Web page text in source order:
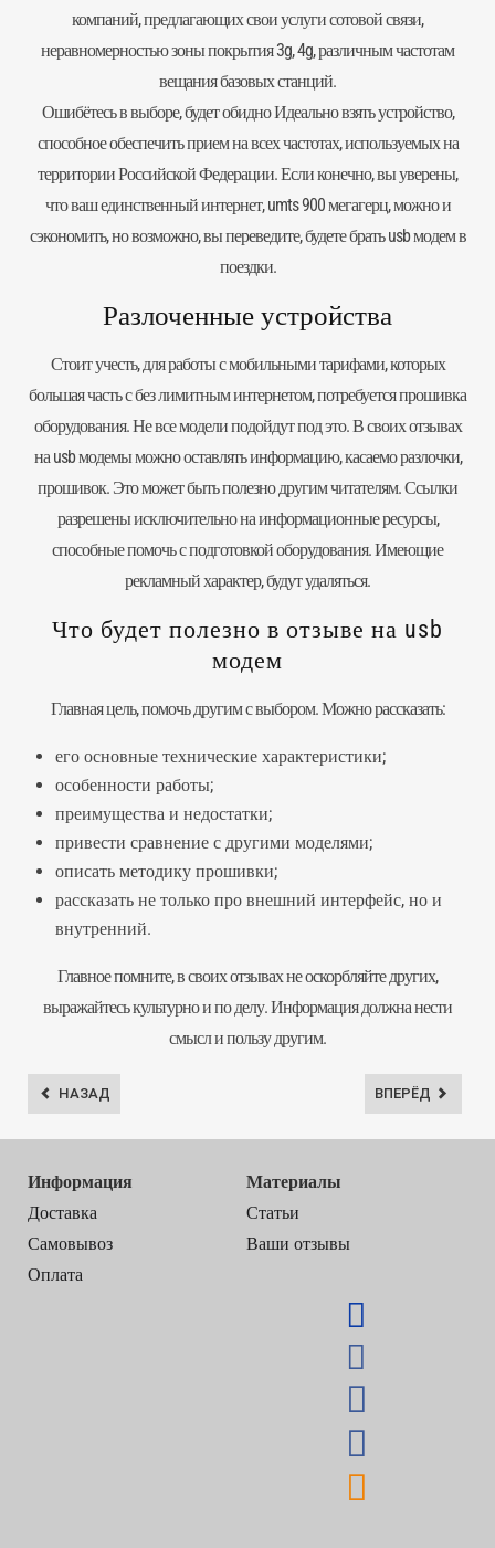
компаний, предлагающих свои услуги сотовой связи,
неравномерностью зоны покрытия 3g, 4g, различным частотам
вещания базовых станций.
Ошибётесь в выборе, будет обидно Идеально взять устройство,
способное обеспечить прием на всех частотах, используемых на
территории Российской Федерации. Если конечно, вы уверены,
что ваш единственный интернет, umts 900 мегагерц, можно и
сэкономить, но возможно, вы переведите, будете брать usb модем в
поездки.
Разлоченные устройства
Стоит учесть, для работы с мобильными тарифами, которых
большая часть с без лимитным интернетом, потребуется прошивка
оборудования. Не все модели подойдут под это. В своих отзывах
на usb модемы можно оставлять информацию, касаемо разлочки,
прошивок. Это может быть полезно другим читателям. Ссылки
разрешены исключительно на информационные ресурсы,
способные помочь с подготовкой оборудования. Имеющие
рекламный характер, будут удаляться.
Что будет полезно в отзыве на usb
модем
Главная цель, помочь другим с выбором. Можно рассказать:
его основные технические характеристики;
особенности работы;
преимущества и недостатки;
привести сравнение с другими моделями;
описать методику прошивки;
рассказать не только про внешний интерфейс, но и
внутренний.
Главное помните, в своих отзывах не оскорбляйте других,
выражайтесь культурно и по делу. Информация должна нести
смысл и пользу другим.
НАЗАД ВПЕРЁД
Информация
Доставка
Самовывоз
Оплата
Материалы
Статьи
Ваши отзывы